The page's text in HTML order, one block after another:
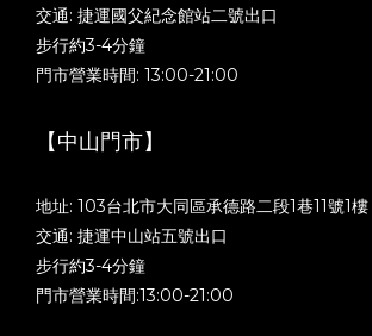
交通: 捷運國父紀念館站二號出口
步行約3-4分鐘
門市營業時間: 13:00-21:00
【中山門市】
地址: 103台北市大同區承德路二段1巷11號1樓
交通: 捷運中山站五號出口
步行約3-4分鐘
門市營業時間:13:00-21:00